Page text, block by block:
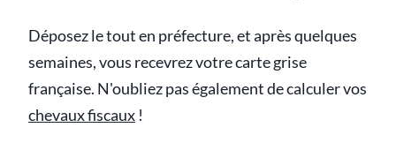
Déposez le tout en préfecture, et après quelques
semaines, vous recevrez votre carte grise
française. N'oubliez pas également de calculer vos
chevaux fiscaux !